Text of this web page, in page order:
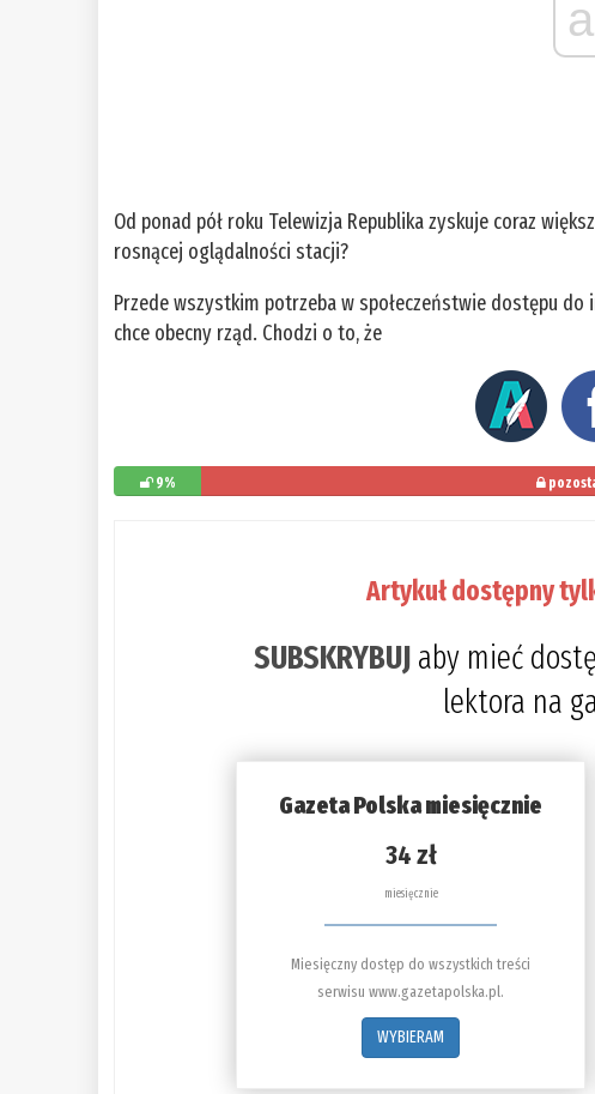
Od ponad pół roku Telewizja Republika zyskuje coraz
rosnącej oglądalności stacji?
Przede wszystkim potrzeba w społeczeństwie dostępu
chce obecny rząd. Chodzi o to, że
9%
Artykuł dostępny
SUBSKRYBUJ aby mieć
lektora na
Gazeta Polska miesięcznie
34 zł
miesięcznie
Miesięczny dostęp do wszystkich treści
serwisu www.gazetapolska.pl.
WYBIERAM